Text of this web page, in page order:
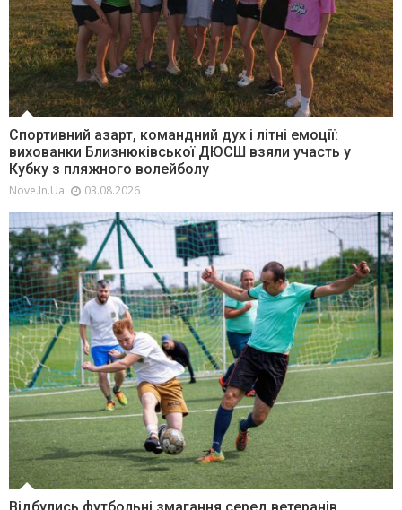
Спортивний азарт, командний дух і літні емоції:
вихованки Близнюківської ДЮСШ взяли участь у
Кубку з пляжного волейболу
Nove.in.ua 03.08.2026